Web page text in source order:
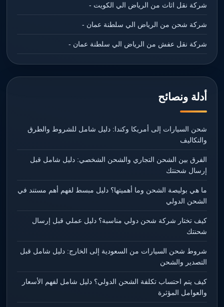
شركة نقل اثاث من الرياض الي الكويت -
شركة شحن من الرياض الي سلطنة عمان -
شركة نقل عفش من الرياض الي سلطنة عمان -
أدلة ونصائح
شحن السيارات إلى أمريكا وكندا: دليل شامل للشروط والطرق
والتكاليف
الفرق بين الشحن التجاري والشحن الشخصي: دليل شامل قبل
إرسال شحنتك
ما هي بوليصة الشحن وما أهميتها؟ دليل مبسط لفهم أهم مستند في
الشحن الدولي
كيف تختار شركة شحن دولي مناسبة؟ دليل عملي قبل إرسال
شحنتك
شروط شحن السيارات من السعودية إلى الخارج: دليل شامل قبل
التصدير والشحن
كيف يتم احتساب تكلفة الشحن الدولي؟ دليل شامل لفهم الأسعار
والعوامل المؤثرة